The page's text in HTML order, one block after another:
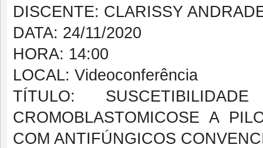
DISCENTE: CLARISSY
DATA: 24/11/2020
HORA: 14:00
LOCAL: Videoconferência
TÍTULO:
CROMOBLASTOMICOSE A
COM ANTIFÚNGICOS